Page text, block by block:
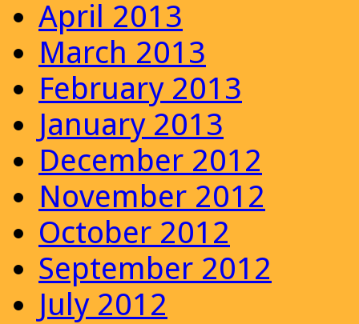
April 2013
March 2013
February 2013
January 2013
December 2012
November 2012
October 2012
September 2012
July 2012